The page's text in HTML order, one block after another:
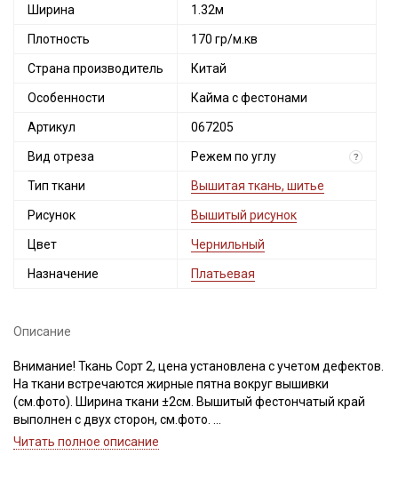
Ширина 1.32м
Плотность 170 гр/м.кв
Страна производитель Китай
Особенности Кайма с фестонами
Артикул 067205
Вид отреза Режем по углу ?
Тип ткани Вышитая ткань, шитье
Рисунок Вышитый рисунок
Цвет Чернильный
Назначение Платьевая
Описание
Внимание! Ткань Сорт 2, цена установлена с учетом дефектов.
На ткани встречаются жирные пятна вокруг вышивки
(см.фото). Ширина ткани ±2см. Вышитый фестончатый край
выполнен с двух сторон, см.фото.
Читать полное описание